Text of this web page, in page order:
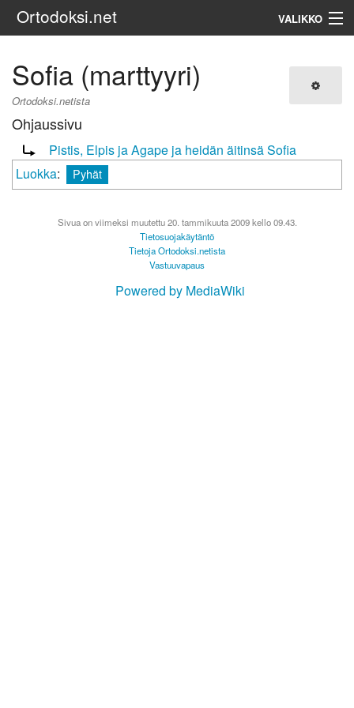
Ortodoksi.net VALIKKO
Sofia (marttyyri)
Ortodoksi.netista
Ohjaussivu
Ohjaus sivulle:
Pistis, Elpis ja Agape ja heidän äitinsä Sofia
Luokka: Pyhät
Sivua on viimeksi muutettu 20. tammikuuta 2009 kello 09.43.
Tietosuojakäytäntö
Tietoja Ortodoksi.netista
Vastuuvapaus
Powered by MediaWiki